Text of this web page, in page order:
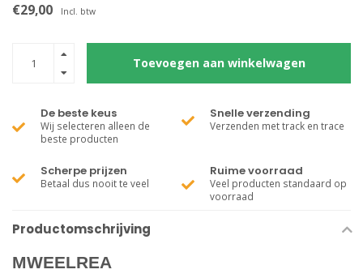
€29,00 Incl. btw
Toevoegen aan winkelwagen
De beste keus
Wij selecteren alleen de
beste producten
Snelle verzending
Verzenden met track en trace
Scherpe prijzen
Betaal dus nooit te veel
Ruime voorraad
Veel producten standaard op
voorraad
Productomschrijving
MWEELREA